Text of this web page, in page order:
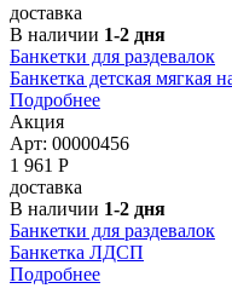
доставка
В наличии 1-2 дня
Банкетки для раздевалок
Банкетка детская мягкая
Подробнее
Акция
Арт: 00000456
1 961 Р
доставка
В наличии 1-2 дня
Банкетки для раздевалок
Банкетка ЛДСП
Подробнее